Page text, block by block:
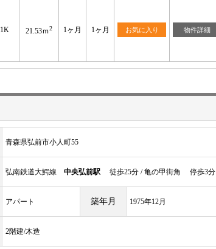
1K 21.53ｍ2 1ヶ月 1ヶ月 お気に入り 物件詳細
青森県弘前市小人町55
弘南鉄道大鰐線 中央弘前駅 徒歩25分 / 亀の甲街角 停歩3分
アパート 築年月 1975年12月
2階建/木造